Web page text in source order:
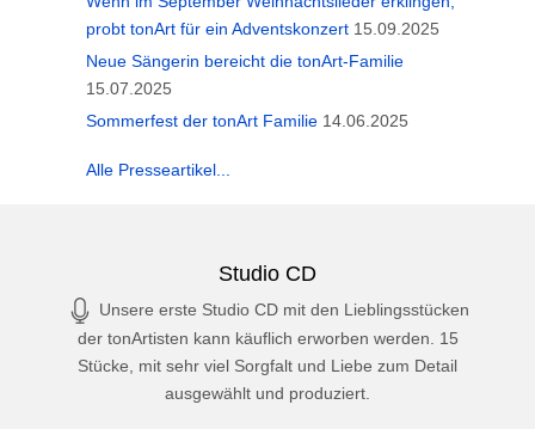
probt tonArt für ein Adventskonzert 15.09.2025
Neue Sängerin bereicht die tonArt-Familie
15.07.2025
Sommerfest der tonArt Familie 14.06.2025
Alle Presseartikel...
Studio CD
Unsere erste Studio CD mit den Lieblingsstücken
der tonArtisten kann käuflich erworben werden. 15
Stücke, mit sehr viel Sorgfalt und Liebe zum Detail
ausgewählt und produziert.